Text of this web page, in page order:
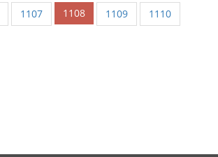
1107 1108 1109
1110